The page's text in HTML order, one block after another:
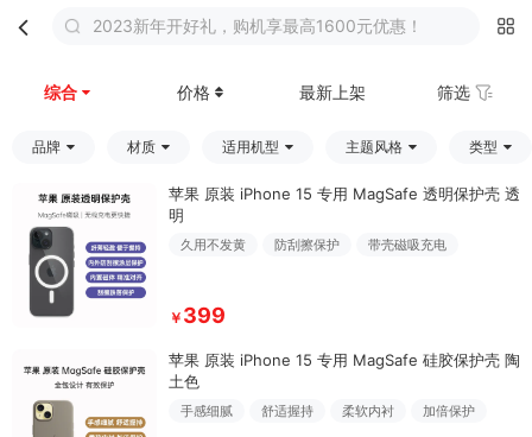
2023新年开好礼，购机享最高1600元优惠！
综合 价格 最新上架 筛选
品牌 材质 适用机型 主题风格 类型
苹果 原装 iPhone 15 专用 MagSafe 透明保护壳 透
明
久用不发黄 防刮擦保护 带壳磁吸充电
￥ 399
苹果 原装 iPhone 15 专用 MagSafe 硅胶保护壳 陶
土色
手感细腻 舒适握持 柔软内衬 加倍保护